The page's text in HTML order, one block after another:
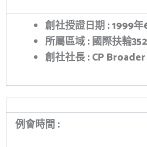
創社授證日期: 1999年
所屬區域:國際扶輪
創社社長: CP Broader
例會時間: